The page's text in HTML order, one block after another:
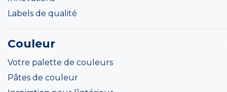
Labels de qualité
Couleur
Votre palette de couleurs
Pâtes de couleur